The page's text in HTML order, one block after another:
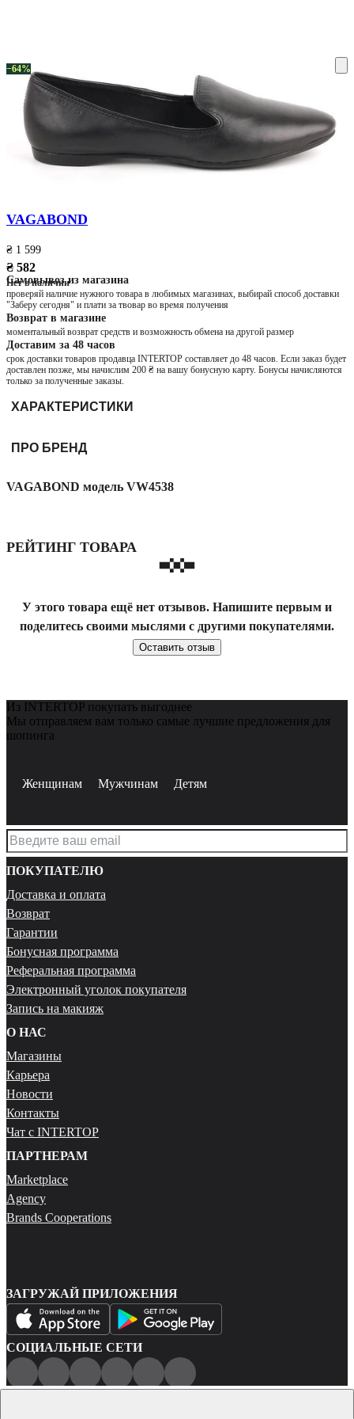
−64%
VAGABOND
₴ 1 599
₴ 582
Нет в наличии
Самовывоз из магазина
проверяй наличие нужного товара в любимых магазинах, выбирай способ доставки
"Заберу сегодня" и плати за твовар во время получения
Возврат в магазине
моментальный возврат средств и возможность обмена на другой размер
Доставим за 48 часов
срок доставки товаров продавца INTERTOP составляет до 48 часов. Если заказ будет
доставлен позже, мы начислим 200 ₴ на вашу бонусную карту. Бонусы начисляются
только за полученные заказы.
ХАРАКТЕРИСТИКИ
ПРО БРЕНД
VAGABOND модель VW4538
РЕЙТИНГ ТОВАРА
У этого товара ещё нет отзывов. Напишите первым и
поделитесь своими мыслями с другими покупателями.
Оставить отзыв
Из INTERTOP покупать выгоднее
Мы отправляем вам только самые лучшие предложения для
шопинга
Женщинам Мужчинам Детям
ПОКУПАТЕЛЮ
Доставка и оплата
Возврат
Гарантии
Бонусная программа
Реферальная программа
Электронный уголок покупателя
Запись на макияж
О НАС
Магазины
Карьера
Новости
Контакты
Чат с INTERTOP
ПАРТНЕРАМ
Marketplace
Agency
Brands Cooperations
ЗАГРУЖАЙ ПРИЛОЖЕНИЯ
СОЦИАЛЬНЫЕ СЕТИ